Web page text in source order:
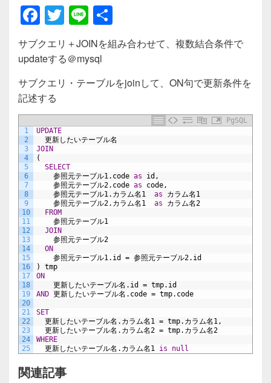
F
a
c
e
b
o
o
k
T
wi
tt
er
Li
n
e
有
サブクエリ＋JOINを組み合わせて、複数結合条件で
updateする＠mysql
サブクエリ・テーブルをjoinして、ON句で更新条件を
記述する
PgSQL
1
2
3
4
5
6
7
8
9
10
11
12
13
14
15
16
17
18
19
20
21
22
23
24
25
UPDATE
更新したいテーブル名
JOIN
(
SELECT
参照元テーブル1.code as
id,
参照元テーブル2.code as
code,
参照元テーブル1.カラム名1
as
カラム名1
参照元テーブル2.カラム名1
as
カラム名2
FROM
参照元テーブル1
JOIN
参照元テーブル2
ON
参照元テーブル1.id
= 参照元テーブル2.id
)
tmp
ON
更新したいテーブル名.id
= tmp.id
AND 更新したいテーブル名.code = tmp.code
SET
更新したいテーブル名.カラム名1 = tmp.カラム名1,
更新したいテーブル名.カラム名2 = tmp.カラム名2
WHERE
更新したいテーブル名.カラム名1 is null
関連記事